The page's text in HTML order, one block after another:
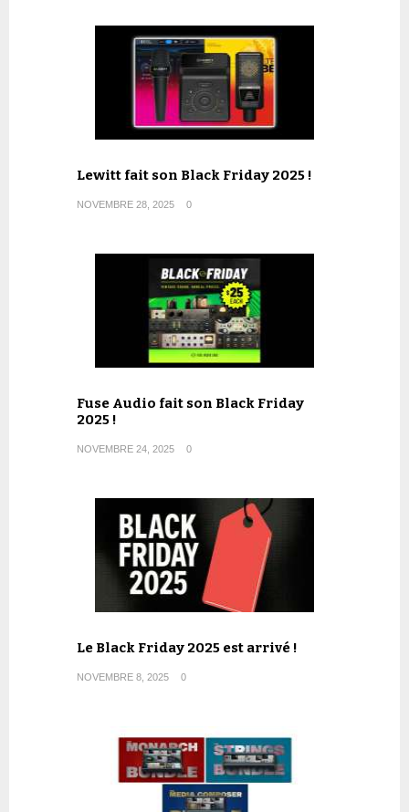
Lewitt fait son Black Friday 2025 !
NOVEMBRE 28, 2025 0
Fuse Audio fait son Black Friday
2025 !
NOVEMBRE 24, 2025 0
Le Black Friday 2025 est arrivé !
NOVEMBRE 8, 2025 0